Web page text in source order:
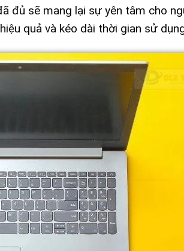
đủ sẽ mang lại sự yên tâm cho
quả và kéo dài thời gian sử